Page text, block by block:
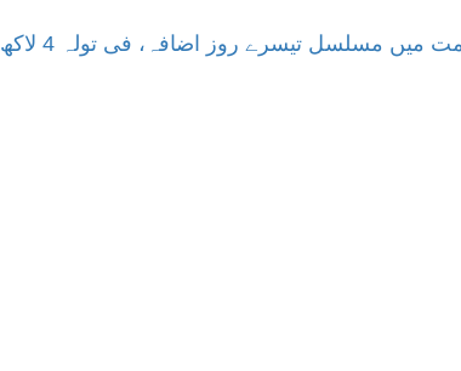
تیسرے روز اضافہ، فی تولہ 4 لاکھ 54 ہزار 336 روپے کا ہوگیا